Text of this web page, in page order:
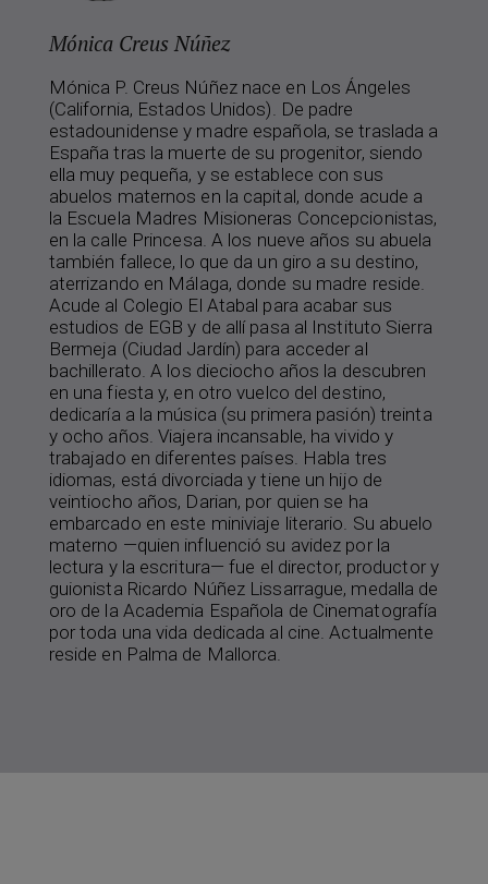
Mónica Creus Núñez
Mónica P. Creus Núñez nace en Los Ángeles
(California, Estados Unidos). De padre
estadounidense y madre española, se traslada a
España tras la muerte de su progenitor, siendo
ella muy pequeña, y se establece con sus
abuelos maternos en la capital, donde acude a
la Escuela Madres Misioneras Concepcionistas,
en la calle Princesa. A los nueve años su abuela
también fallece, lo que da un giro a su destino,
aterrizando en Málaga, donde su madre reside.
Acude al Colegio El Atabal para acabar sus
estudios de EGB y de allí pasa al Instituto Sierra
Bermeja (Ciudad Jardín) para acceder al
bachillerato. A los dieciocho años la descubren
en una fiesta y, en otro vuelco del destino,
dedicaría a la música (su primera pasión) treinta
y ocho años. Viajera incansable, ha vivido y
trabajado en diferentes países. Habla tres
idiomas, está divorciada y tiene un hijo de
veintiocho años, Darian, por quien se ha
embarcado en este miniviaje literario. Su abuelo
materno —quien influenció su avidez por la
lectura y la escritura— fue el director, productor y
guionista Ricardo Núñez Lissarrague, medalla de
oro de la Academia Española de Cinematografía
por toda una vida dedicada al cine. Actualmente
reside en Palma de Mallorca.